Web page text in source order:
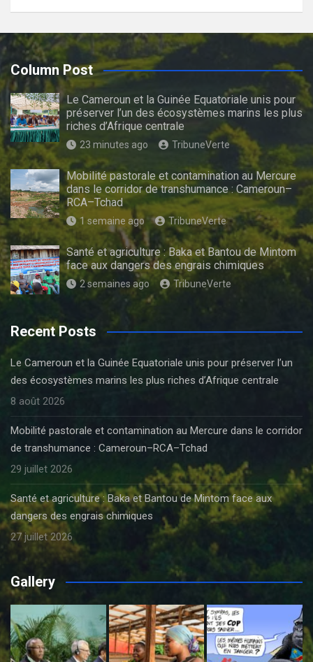
Column Post
Le Cameroun et la Guinée Equatoriale unis pour
préserver l’un des écosystèmes marins les plus
riches d’Afrique centrale
23 minutes ago TribuneVerte
Mobilité pastorale et contamination au Mercure
dans le corridor de transhumance : Cameroun–
RCA–Tchad
1 semaine ago TribuneVerte
Santé et agriculture : Baka et Bantou de Mintom
face aux dangers des engrais chimiques
2 semaines ago TribuneVerte
Recent Posts
Le Cameroun et la Guinée Equatoriale unis pour préserver l’un
des écosystèmes marins les plus riches d’Afrique centrale
8 août 2026
Mobilité pastorale et contamination au Mercure dans le corridor
de transhumance : Cameroun–RCA–Tchad
29 juillet 2026
Santé et agriculture : Baka et Bantou de Mintom face aux
dangers des engrais chimiques
27 juillet 2026
Gallery